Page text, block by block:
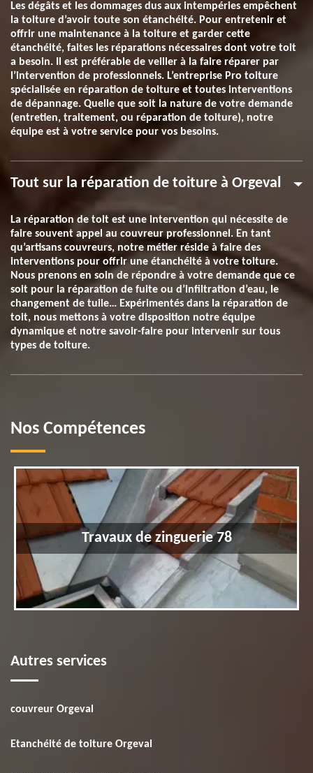
Les dégâts et les dommages dus aux intempéries empêchent
la toiture d’avoir toute son étanchéité. Pour entretenir et
offrir une maintenance à la toiture et garder cette
étanchéité, faites les réparations nécessaires dont votre toit
a besoin. Il est préférable de veiller à la faire réparer par
l’intervention de professionnels. L’entreprise Pro toiture
spécialisée en réparation de toiture et toutes interventions
de dépannage. Quelle que soit la nature de votre demande
(entretien, traitement, ou réparation de toiture), notre
équipe est à votre service pour vos besoins.
Tout sur la réparation de toiture à Orgeval
La réparation de toit est une intervention qui nécessite de
faire souvent appel au couvreur professionnel. En tant
qu’artisans couvreurs, notre métier réside à faire des
interventions pour offrir une étanchéité à votre toiture.
Nous prenons en soin de répondre à votre demande que ce
soit pour la réparation de fuite ou d’infiltration d’eau, le
changement de tuile… Expérimentés dans la réparation de
toit, nous mettons à votre disposition notre équipe
dynamique et notre savoir-faire pour intervenir sur tous
types de toiture.
Nos Compétences
Travaux de zinguerie 78
Autres services
couvreur Orgeval
Etanchéité de toiture Orgeval